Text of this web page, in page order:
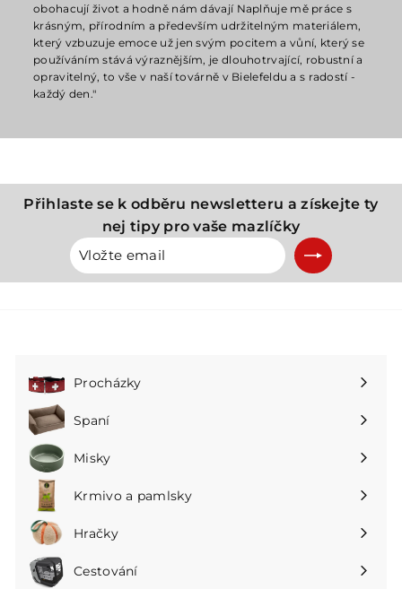
obohacují život a hodně nám dávají Naplňuje mě práce s
krásným, přírodním a především udržitelným materiálem,
který vzbuzuje emoce už jen svým pocitem a vůní, který se
používáním stává výraznějším, je dlouhotrvající, robustní a
opravitelný, to vše v naší továrně v Bielefeldu a s radostí -
každý den."
Přihlaste se k odběru newsletteru a získejte ty
nej tipy pro vaše mazlíčky
Vložte
email
Přihlásit
se
k
Procházky
Rozbalte
podnabídku
Spaní
Rozbalte
podnabídku
Misky
Rozbalte
podnabídku
Krmivo a pamlsky
Rozbalte
podnabídku
Hračky
Rozbalte
podnabídku
Cestování
Rozbalte